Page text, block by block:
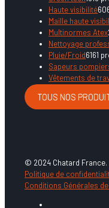
Haute visibilité60
Maille haute
Multinormes Atex
Nettoyage
Pluie/Froid6161
Sapeurs
Vêtements de
TOUS NOS
© 2024 Chatard
Politique de
Conditions Générales